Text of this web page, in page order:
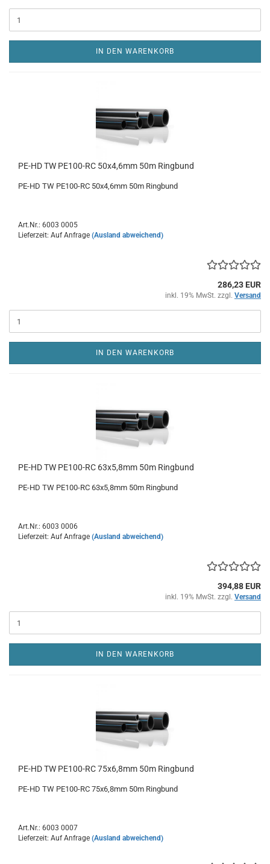
IN DEN WARENKORB
PE-HD TW PE100-RC 50x4,6mm 50m Ringbund
PE-HD TW PE100-RC 50x4,6mm 50m Ringbund
Art.Nr.: 6003 0005
Lieferzeit: Auf Anfrage (Ausland abweichend)
286,23 EUR
inkl. 19% MwSt. zzgl. Versand
IN DEN WARENKORB
PE-HD TW PE100-RC 63x5,8mm 50m Ringbund
PE-HD TW PE100-RC 63x5,8mm 50m Ringbund
Art.Nr.: 6003 0006
Lieferzeit: Auf Anfrage (Ausland abweichend)
394,88 EUR
inkl. 19% MwSt. zzgl. Versand
IN DEN WARENKORB
PE-HD TW PE100-RC 75x6,8mm 50m Ringbund
PE-HD TW PE100-RC 75x6,8mm 50m Ringbund
Art.Nr.: 6003 0007
Lieferzeit: Auf Anfrage (Ausland abweichend)